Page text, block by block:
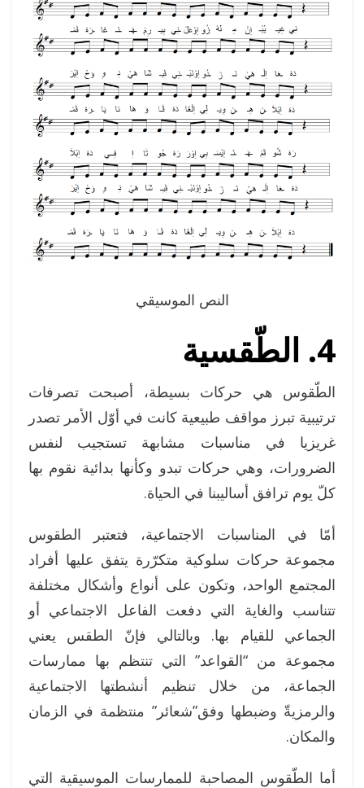
النص الموسيقي
4. الطّقسية
الطّقوس هي حركات بسيطة، أصبحت تصرفات
ترتيبية تبرز مواقف طبيعية كانت في أوّل الأمر تصدر
غريزيا في مناسبات مشابهة تستجيب لنفس
الضرورات، وهي حركات تبدو وكأنها بدائية نقوم بها
كلّ يوم ترافق أساليبنا في الحياة.
أمّا في المناسبات الاجتماعية، فتعتبر الطقوس
مجموعة حركات سلوكية متكرّرة يتفق عليها أفراد
المجتمع الواحد، وتكون على أنواع وأشكال مختلفة
تتناسب والغاية التي دفعت الفاعل الاجتماعي أو
الجماعي للقيام بها. وبالتالي فإنّ الطقس يعني
مجموعة من “القواعد” التي تنتظم بها ممارسات
الجماعة، من خلال تنظيم أنشطتها الاجتماعية
والرمزيةّ وضبطها وفق”شعائر” منتظمة في الزمان
والمكان.
أما الطّقوس المصاحبة للممارسات الموسيقية التي